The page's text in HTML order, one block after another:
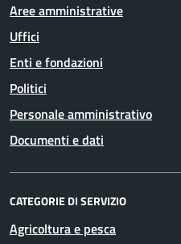
Aree amministrative
Uffici
Enti e fondazioni
Politici
Personale amministrativo
Documenti e dati
CATEGORIE DI SERVIZIO
Agricoltura e pesca